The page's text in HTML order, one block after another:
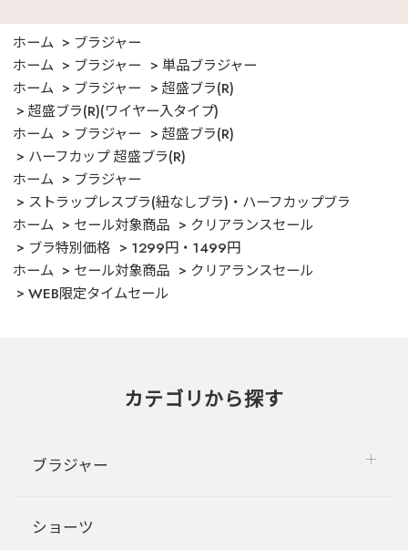
ホーム
ブラジャー
ホーム
ブラジャー
単品ブラジャー
ホーム
ブラジャー
超盛ブラ(R)
超盛ブラ(R)(ワイヤー入タイプ)
ホーム
ブラジャー
超盛ブラ(R)
ハーフカップ 超盛ブラ(R)
ホーム
ブラジャー
ストラップレスブラ(紐なしブラ)・ハーフカップブラ
ホーム
セール対象商品
クリアランスセール
ブラ特別価格
1299円・1499円
ホーム
セール対象商品
クリアランスセール
WEB限定タイムセール
カテゴリから探す
ブラジャー
ショーツ